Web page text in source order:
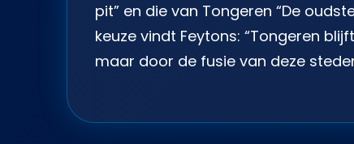
pit” en die van Tongeren “De
keuze vindt Feytons: “Tongeren
maar door de fusie van deze